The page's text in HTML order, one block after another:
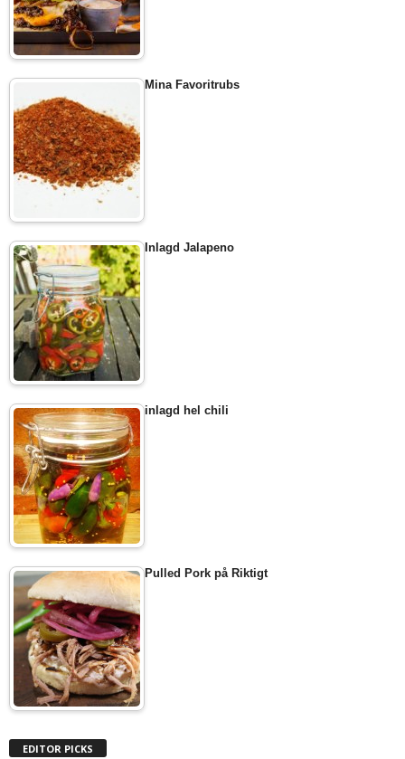
Mina Favoritrubs
Inlagd Jalapeno
inlagd hel chili
Pulled Pork på Riktigt
EDITOR PICKS